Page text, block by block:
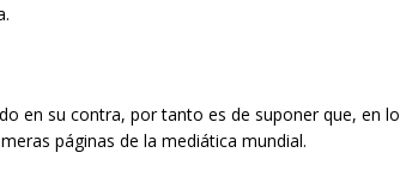
en su contra, por tanto es de suponer que, en lo
páginas de la mediática mundial.